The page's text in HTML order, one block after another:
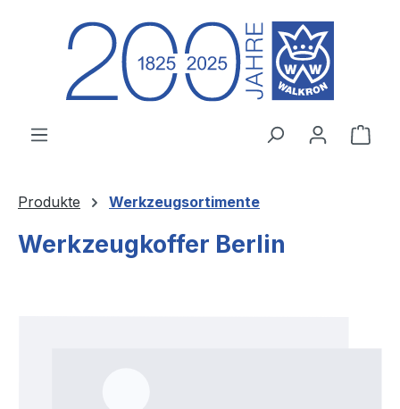
Zum Hauptinhalt springen
Produkte Werkzeugsortimente
Werkzeugkoffer Berlin